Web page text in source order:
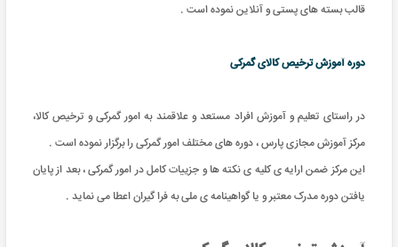
قالب بسته های پستی و آنلاین نموده است .
دوره آموزش ترخیص کالای گمرکی
در راستای تعلیم و آموزش افراد مستعد و علاقمند به امور گمرکی و ترخیص کالا،
مرکز آموزش مجازی پارس ، دوره های مختلف امور گمرکی را برگزار نموده است .
این مرکز ضمن ارایه ی کلیه ی نکته ها و جزییات کامل در امور گمرکی ، بعد از پایان
یافتن دوره مدرک معتبر و یا گواهینامه ی ملی به فرا گیران اعطا می نماید .